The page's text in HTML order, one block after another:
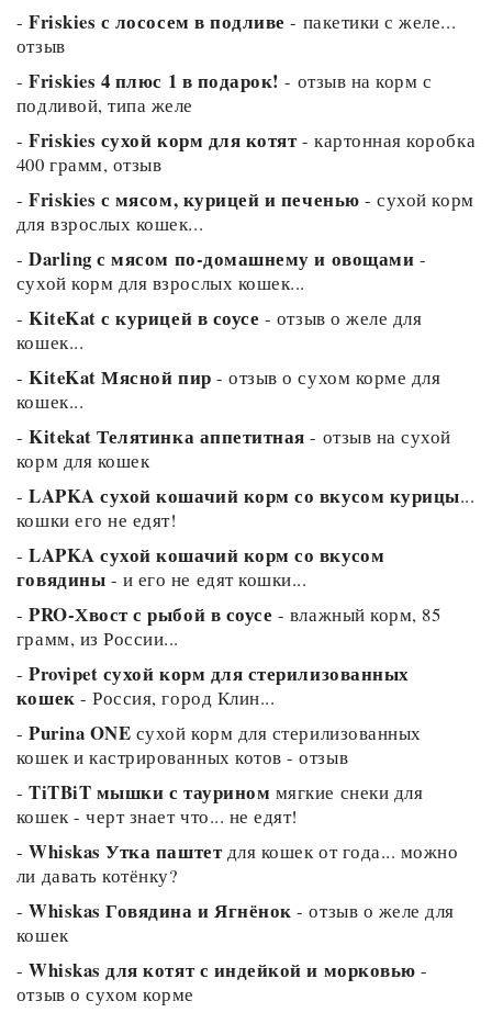
- Friskies с лососем в подливе - пакетики с желе...
отзыв
- Friskies 4 плюс 1 в подарок! - отзыв на корм с
подливой, типа желе
- Friskies сухой корм для котят- картонная коробка
400 грамм, отзыв
- Friskies с мясом, курицей и печенью - сухой корм
для взрослых кошек...
- Darling с мясом по-домашнему и овощами -
сухой корм для взрослых кошек...
- KiteKat с курицей в соусе - отзыв о желе для
кошек...
- KiteKat Мясной пир - отзыв о сухом корме для
кошек...
- Kitekat Телятинка аппетитная - отзыв на сухой
корм для кошек
- LAPKA сухой кошачий корм со вкусом курицы...
кошки его не едят!
- LAPKA сухой кошачий корм со вкусом
говядины - и его не едят кошки...
- PRO-Хвост с рыбой в соусе - влажный корм, 85
грамм, из России...
- Provipet сухой корм для стерилизованных
кошек - Россия, город Клин...
- Purina ONE сухой корм для стерилизованных
кошек и кастрированных котов - отзыв
- TiTBiT мышки с таурином мягкие снеки для
кошек - черт знает что... не едят!
- Whiskas Утка паштетдля кошек от года... можно
ли давать котёнку?
- Whiskas Говядина и Ягнёнок - отзыв о желе для
кошек
- Whiskas для котят с индейкой и морковью -
отзыв о сухом корме